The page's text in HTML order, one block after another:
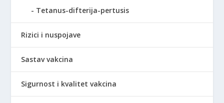
Tetanus-difterija-pertusis
Rizici i nuspojave
Sastav vakcina
Sigurnost i kvalitet vakcina